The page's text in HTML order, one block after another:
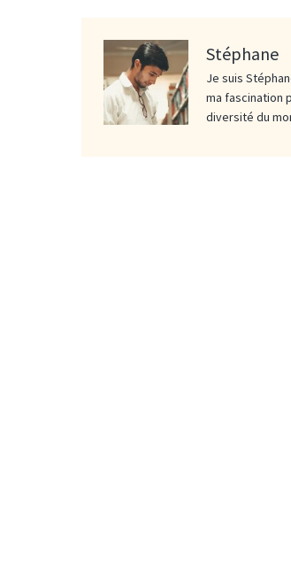
Stéphane
Je suis
ma fascination
diversité du